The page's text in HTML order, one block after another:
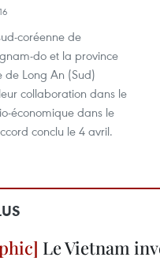
coréenne de
do et la province
de Long An (Sud)
collaboration dans le
économique dans le
conclu le 4 avril.
Le Vietnam